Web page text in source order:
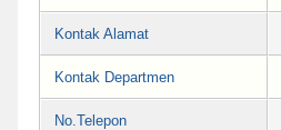
Kontak Alamat
Kontak Departmen
No.Telepon